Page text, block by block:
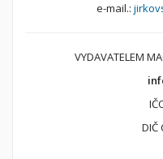
e-mail.:
VYDAVATELEM
DIČ